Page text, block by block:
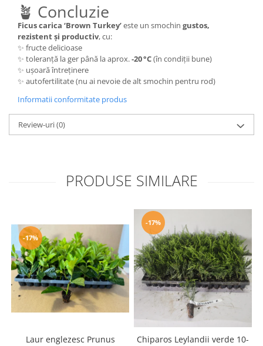
🪴 Concluzie
Ficus carica ‘Brown Turkey’este un smochin gustos,
rezistent și productiv, cu:
✨ fructe delicioase
✨ toleranță la ger până la aprox.‑20 °C(în condiții bune)
✨ ușoară întreținere
✨ autofertilitate (nu ai nevoie de alt smochin pentru rod)
Informatii conformitate produs
Review-uri(0)
PRODUSE SIMILARE
-17%
Laur englezesc Prunus
-17%
Chiparos Leylandii verde 10-